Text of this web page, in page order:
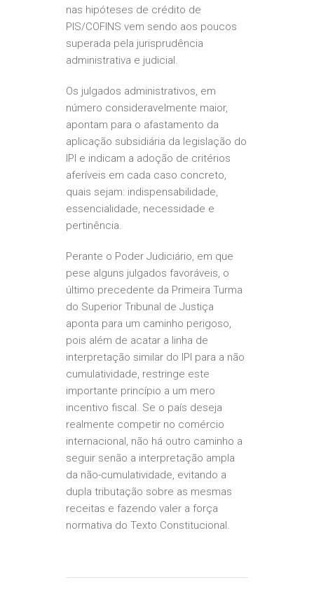
nas hipóteses de crédito de
PIS/COFINS vem sendo aos poucos
superada pela jurisprudência
administrativa e judicial.
Os julgados administrativos, em
número consideravelmente maior,
apontam para o afastamento da
aplicação subsidiária da legislação do
IPI e indicam a adoção de critérios
aferíveis em cada caso concreto,
quais sejam: indispensabilidade,
essencialidade, necessidade e
pertinência.
Perante o Poder Judiciário, em que
pese alguns julgados favoráveis, o
último precedente da Primeira Turma
do Superior Tribunal de Justiça
aponta para um caminho perigoso,
pois além de acatar a linha de
interpretação similar do IPI para a não
cumulatividade, restringe este
importante princípio a um mero
incentivo fiscal. Se o país deseja
realmente competir no comércio
internacional, não há outro caminho a
seguir senão a interpretação ampla
da não-cumulatividade, evitando a
dupla tributação sobre as mesmas
receitas e fazendo valer a força
normativa do Texto Constitucional.